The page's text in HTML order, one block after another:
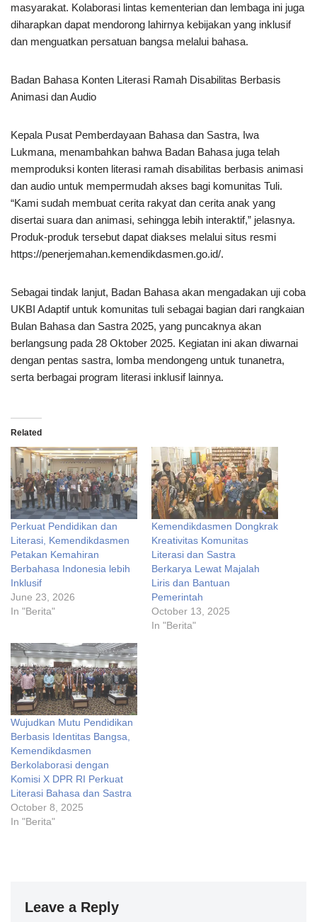
masyarakat. Kolaborasi lintas kementerian dan lembaga ini juga
diharapkan dapat mendorong lahirnya kebijakan yang inklusif
dan menguatkan persatuan bangsa melalui bahasa.
Badan Bahasa Konten Literasi Ramah Disabilitas Berbasis
Animasi dan Audio
Kepala Pusat Pemberdayaan Bahasa dan Sastra, Iwa
Lukmana, menambahkan bahwa Badan Bahasa juga telah
memproduksi konten literasi ramah disabilitas berbasis animasi
dan audio untuk mempermudah akses bagi komunitas Tuli.
“Kami sudah membuat cerita rakyat dan cerita anak yang
disertai suara dan animasi, sehingga lebih interaktif,” jelasnya.
Produk-produk tersebut dapat diakses melalui situs resmi
https://penerjemahan.kemendikdasmen.go.id/.
Sebagai tindak lanjut, Badan Bahasa akan mengadakan uji coba
UKBI Adaptif untuk komunitas tuli sebagai bagian dari rangkaian
Bulan Bahasa dan Sastra 2025, yang puncaknya akan
berlangsung pada 28 Oktober 2025. Kegiatan ini akan diwarnai
dengan pentas sastra, lomba mendongeng untuk tunanetra,
serta berbagai program literasi inklusif lainnya.
Related
Perkuat Pendidikan dan
Literasi, Kemendikdasmen
Petakan Kemahiran
Berbahasa Indonesia lebih
Inklusif
June 23, 2026
In "Berita"
Kemendikdasmen Dongkrak
Kreativitas Komunitas
Literasi dan Sastra
Berkarya Lewat Majalah
Liris dan Bantuan
Pemerintah
October 13, 2025
In "Berita"
Wujudkan Mutu Pendidikan
Berbasis Identitas Bangsa,
Kemendikdasmen
Berkolaborasi dengan
Komisi X DPR RI Perkuat
Literasi Bahasa dan Sastra
October 8, 2025
In "Berita"
Leave a Reply